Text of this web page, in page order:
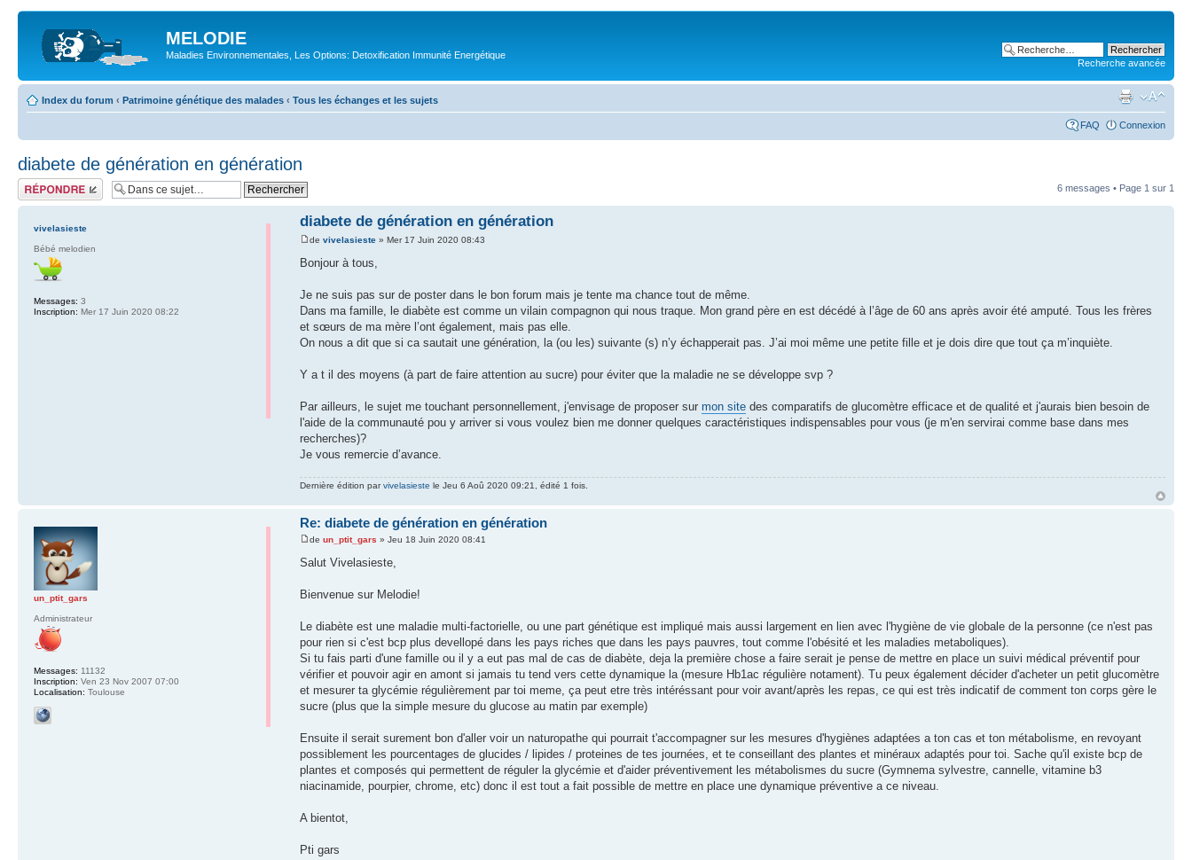
MELODIE
Maladies Environnementales, Les Options: Detoxification Immunité Energétique
Recherche avancée
Index du forum ‹ Patrimoine génétique des malades ‹ Tous les échanges et les sujets
FAQ Connexion
diabete de génération en génération
Répondre 6 messages • Page 1 sur 1
diabete de génération en génération
devivelasieste » Mer 17 Juin 2020 08:43
Bonjour à tous,
Je ne suis pas sur de poster dans le bon forum mais je tente ma chance tout de même.
Dans ma famille, le diabète est comme un vilain compagnon qui nous traque. Mon grand père en est décédé à l’âge de 60 ans après avoir été amputé. Tous les frères
et sœurs de ma mère l’ont également, mais pas elle.
On nous a dit que si ca sautait une génération, la (ou les) suivante (s) n’y échapperait pas. J’ai moi même une petite fille et je dois dire que tout ça m’inquiète.
Y a t il des moyens (à part de faire attention au sucre) pour éviter que la maladie ne se développe svp ?
Par ailleurs, le sujet me touchant personnellement, j'envisage de proposer surmon site des comparatifs de glucomètre efficace et de qualité et j'aurais bien besoin de
l'aide de la communauté pou y arriver si vous voulez bien me donner quelques caractéristiques indispensables pour vous (je m'en servirai comme base dans mes
recherches)?
Je vous remercie d’avance.
Dernière édition parvivelasieste le Jeu 6 Aoû 2020 09:21, édité 1 fois.
vivelasieste
Bébé melodien
Messages: 3
Inscription: Mer 17 Juin 2020 08:22
Re: diabete de génération en génération
deun_ptit_gars » Jeu 18 Juin 2020 08:41
Salut Vivelasieste,
Bienvenue sur Melodie!
Le diabète est une maladie multi-factorielle, ou une part génétique est impliqué mais aussi largement en lien avec l'hygiène de vie globale de la personne (ce n'est pas
pour rien si c'est bcp plus devellopé dans les pays riches que dans les pays pauvres, tout comme l'obésité et les maladies metaboliques).
Si tu fais parti d'une famille ou il y a eut pas mal de cas de diabète, deja la première chose a faire serait je pense de mettre en place un suivi médical préventif pour
vérifier et pouvoir agir en amont si jamais tu tend vers cette dynamique la (mesure Hb1ac régulière notament). Tu peux également décider d'acheter un petit glucomètre
et mesurer ta glycémie régulièrement par toi meme, ça peut etre très intéréssant pour voir avant/après les repas, ce qui est très indicatif de comment ton corps gère le
sucre (plus que la simple mesure du glucose au matin par exemple)
Ensuite il serait surement bon d'aller voir un naturopathe qui pourrait t'accompagner sur les mesures d'hygiènes adaptées a ton cas et ton métabolisme, en revoyant
possiblement les pourcentages de glucides / lipides / proteines de tes journées, et te conseillant des plantes et minéraux adaptés pour toi. Sache qu'il existe bcp de
plantes et composés qui permettent de réguler la glycémie et d'aider préventivement les métabolismes du sucre (Gymnema sylvestre, cannelle, vitamine b3
niacinamide, pourpier, chrome, etc) donc il est tout a fait possible de mettre en place une dynamique préventive a ce niveau.
A bientot,
Pti gars
un_ptit_gars
Administrateur
Messages: 11132
Inscription: Ven 23 Nov 2007 07:00
Localisation: Toulouse